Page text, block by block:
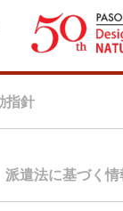
指針
派遣法に基づく情